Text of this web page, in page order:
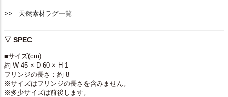
>> 天然素材ラグ一覧
▽ SPEC
■サイズ(cm)
約 W 45 × D 60 × H 1
フリンジの長さ：約 8
※サイズはフリンジの長さを含みません。
※多少サイズは前後します。